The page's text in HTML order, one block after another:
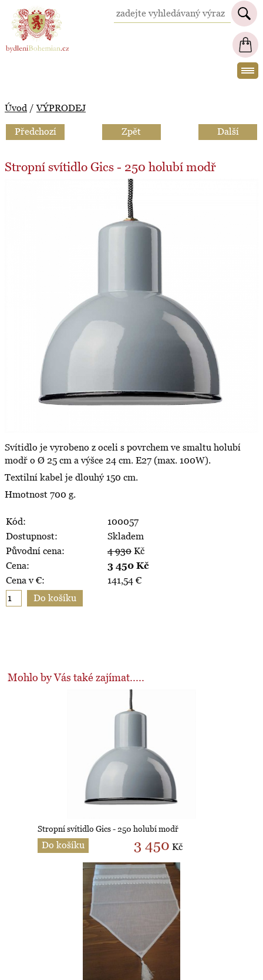
BydleniBohemian.cz
Úvod /VÝPRODEJ
Předchozí Zpět Další
Stropní svítidlo Gics - 250 holubí modř
Svítidlo je vyrobeno z oceli s povrchem ve smaltu holubí
modř o Ø 25 cm a výšce 24 cm. E27 (max. 100W).
Textilní kabel je dlouhý 150 cm.
Hmotnost 700 g.
Kód:
100057
Dostupnost:
Skladem
Původní cena:
4 930 Kč
Cena:
3 450 Kč
Cena v €:
141,54 €
Mohlo by Vás také zajímat.....
Stropní svítidlo Gics - 250 holubí modř
Do košíku 3 450 Kč